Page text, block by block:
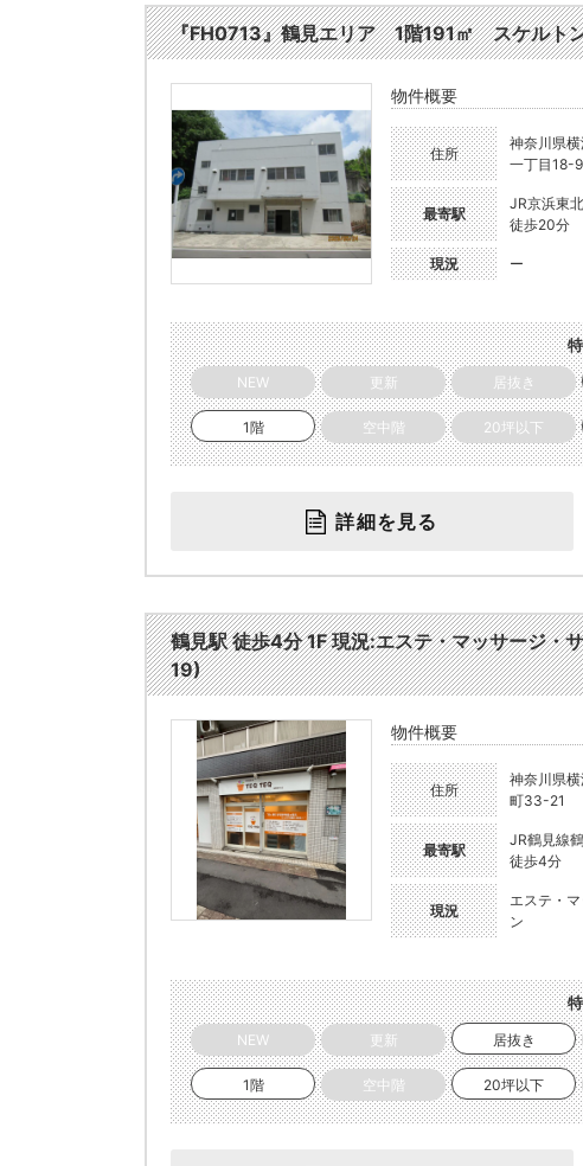
『FH0713』鶴見エリア 1階191㎡ スケルト
物件概要
住所
神奈川県
一丁目18-9
最寄駅
JR京浜東
徒歩20分
現況 ー
NEW 更新 居抜き
1階 空中階 20坪以下
詳細を見る
鶴見駅 徒歩4分 1F 現況:エステ・マッサージ・
19)
物件概要
住所
神奈川県
町33-21
最寄駅
JR鶴見線
徒歩4分
現況
エステ・
ン
NEW 更新 居抜き
1階 空中階 20坪以下